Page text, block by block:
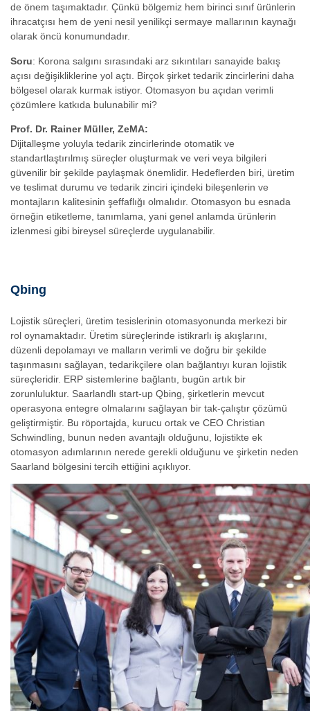
de önem taşımaktadır. Çünkü bölgemiz hem birinci sınıf ürünlerin
ihracatçısı hem de yeni nesil yenilikçi sermaye mallarının kaynağı
olarak öncü konumundadır.
Soru: Korona salgını sırasındaki arz sıkıntıları sanayide bakış
açısı değişikliklerine yol açtı. Birçok şirket tedarik zincirlerini daha
bölgesel olarak kurmak istiyor. Otomasyon bu açıdan verimli
çözümlere katkıda bulunabilir mi?
Prof. Dr. Rainer Müller, ZeMA:
Dijitalleşme yoluyla tedarik zincirlerinde otomatik ve
standartlaştırılmış süreçler oluşturmak ve veri veya bilgileri
güvenilir bir şekilde paylaşmak önemlidir. Hedeflerden biri, üretim
ve teslimat durumu ve tedarik zinciri içindeki bileşenlerin ve
montajların kalitesinin şeffaflığı olmalıdır. Otomasyon bu esnada
örneğin etiketleme, tanımlama, yani genel anlamda ürünlerin
izlenmesi gibi bireysel süreçlerde uygulanabilir.
Qbing
Lojistik süreçleri, üretim tesislerinin otomasyonunda merkezi bir
rol oynamaktadır. Üretim süreçlerinde istikrarlı iş akışlarını,
düzenli depolamayı ve malların verimli ve doğru bir şekilde
taşınmasını sağlayan, tedarikçilere olan bağlantıyı kuran lojistik
süreçleridir. ERP sistemlerine bağlantı, bugün artık bir
zorunluluktur. Saarlandlı start-up Qbing, şirketlerin mevcut
operasyona entegre olmalarını sağlayan bir tak-çalıştır çözümü
geliştirmiştir. Bu röportajda, kurucu ortak ve CEO Christian
Schwindling, bunun neden avantajlı olduğunu, lojistikte ek
otomasyon adımlarının nerede gerekli olduğunu ve şirketin neden
Saarland bölgesini tercih ettiğini açıklıyor.